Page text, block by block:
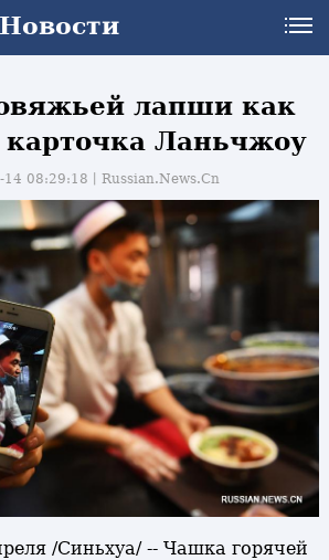
лапши как
карточка Ланьчжоу
14 08:29:18丨Russian.News.Cn
/Синьхуа/ -- Чашка горячей